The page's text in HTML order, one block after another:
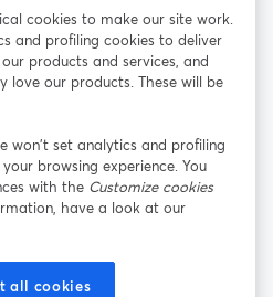
wird in einem neuen Tab geöffnet
X (Twitter)
wird in einem neuen Tab geöffnet
in einem neuen Tab geöffnet
Cookie-Richtlinie
cookies to make our site work.
and profiling cookies to deliver
products and services, and
love our products. These will be
won’t set analytics and profiling
browsing experience. You
with the Customize cookies
have a look at our
all cookies